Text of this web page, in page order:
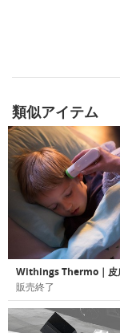
類似アイテム
販売終了